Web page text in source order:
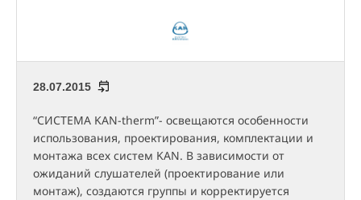
28.07.2015
“СИСТЕМА KAN-therm”- освещаются особенности
использования, проектирования, комплектации и
монтажа всех систем KAN. В зависимости от
ожиданий слушателей (проектирование или
монтаж), создаются группы и корректируется